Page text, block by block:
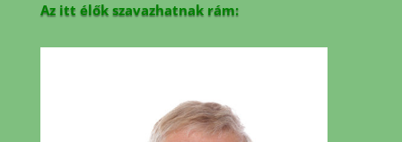
Az itt élők szavazhatnak rám: